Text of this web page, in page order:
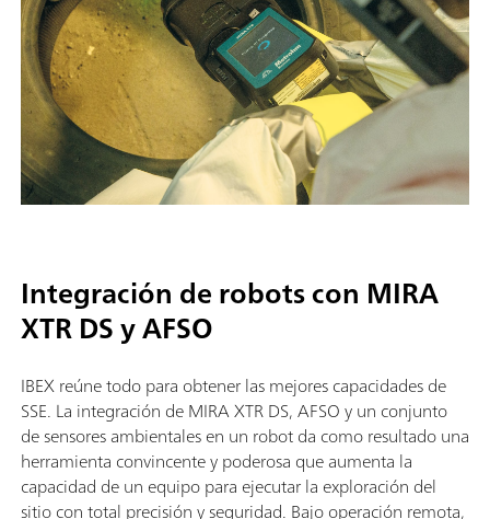
Integración de robots con MIRA
XTR DS y AFSO
IBEX reúne todo para obtener las mejores capacidades de
SSE. La integración de MIRA XTR DS, AFSO y un conjunto
de sensores ambientales en un robot da como resultado una
herramienta convincente y poderosa que aumenta la
capacidad de un equipo para ejecutar la exploración del
sitio con total precisión y seguridad. Bajo operación remota,